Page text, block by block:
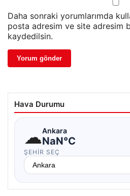
Daha sonraki yorumlarımda
posta adresim ve site adresim
kaydedilsin.
Hava Durumu
☁Ankara
NaN°C
ŞEHIR SEÇ